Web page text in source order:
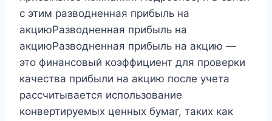
с этим разводненная прибыль на
акциюРазводненная прибыль на
акциюРазводненная прибыль на акцию —
это финансовый коэффициент для проверки
качества прибыли на акцию после учета
рассчитывается использование
конвертируемых ценных бумаг, таких как